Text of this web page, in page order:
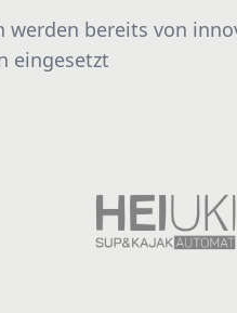
werden bereits von
eingesetzt